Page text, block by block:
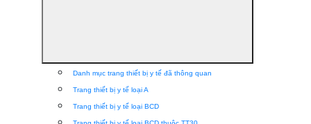
Danh mục trang thiết bị y tế đã thông quan
Trang thiết bị y tế loại A
Trang thiết bị y tế loại BCD